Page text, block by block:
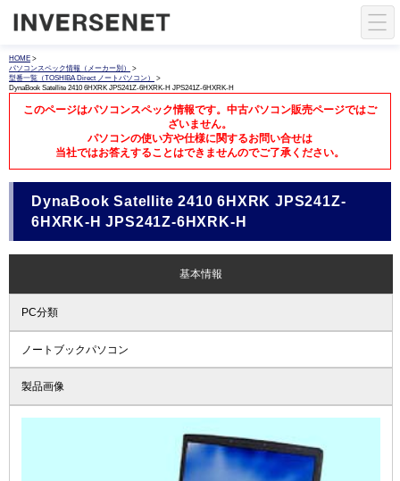
HOME >
パソコンスペック情報（メーカー別）
>
型番一覧（TOSHIBA Direct ノートパソコン）
>
DynaBook Satellite 2410 6HXRK JPS241Z-6HXRK-H JPS241Z-6HXRK-H
このページはパソコンスペック情報です。中古パソコン販売ページではご
ざいません。
パソコンの使い方や仕様に関するお問い合せは
当社ではお答えすることはできませんのでご了承ください。
DynaBook Satellite 2410 6HXRK JPS241Z-
6HXRK-H JPS241Z-6HXRK-H
基本情報
PC分類
ノートブックパソコン
製品画像